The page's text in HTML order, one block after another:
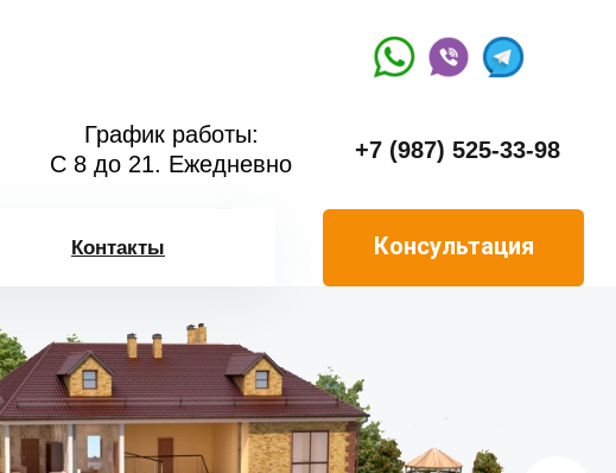
График работы:
С 8 до 21. Ежедневно
+7 (987) 525-33-98
Контакты Консультация